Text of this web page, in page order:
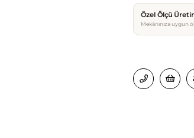
Özel Ölçü
Mekânınıza uygun